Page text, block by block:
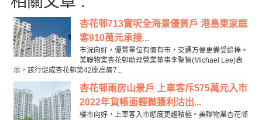
杏花邨713實呎全海景優質戶 港島東家庭
客910萬元承接...
市況向好，優質單位有價有市，交通方便更備受追捧。
美聯物業杏花邨助理營業董事李聖智(Michael Lee)表
示，該行促成杏花邨第42座高層7...
杏花邨兩房山景戶 上車客斥575萬元入市
2022年貨帳面輕微獲利沽出...
樓市向好，上車客入市態度更趨積極。美聯物業杏花邨